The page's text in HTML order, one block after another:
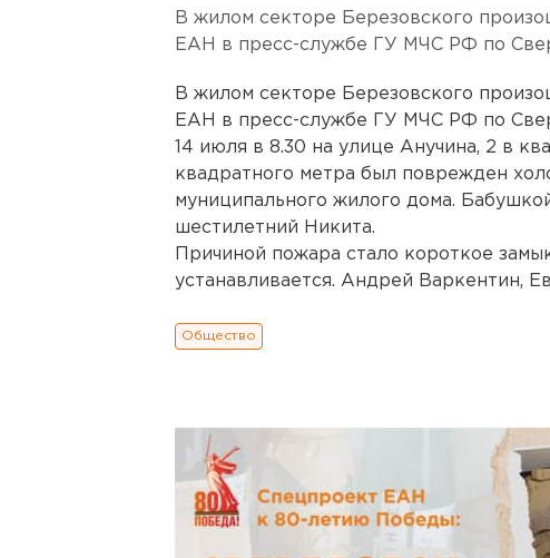
В жилом секторе Березовского
ЕАН в пресс-службе ГУ МЧС РФ по
В жилом секторе Березовского
ЕАН в пресс-службе ГУ МЧС РФ по
14 июля в 8.30 на улице Анучина, 2 в
квадратного метра был поврежден
муниципального жилого дома.
шестилетний Никита.
Причиной пожара стало короткое
устанавливается. Андрей Варкентин,
Общество